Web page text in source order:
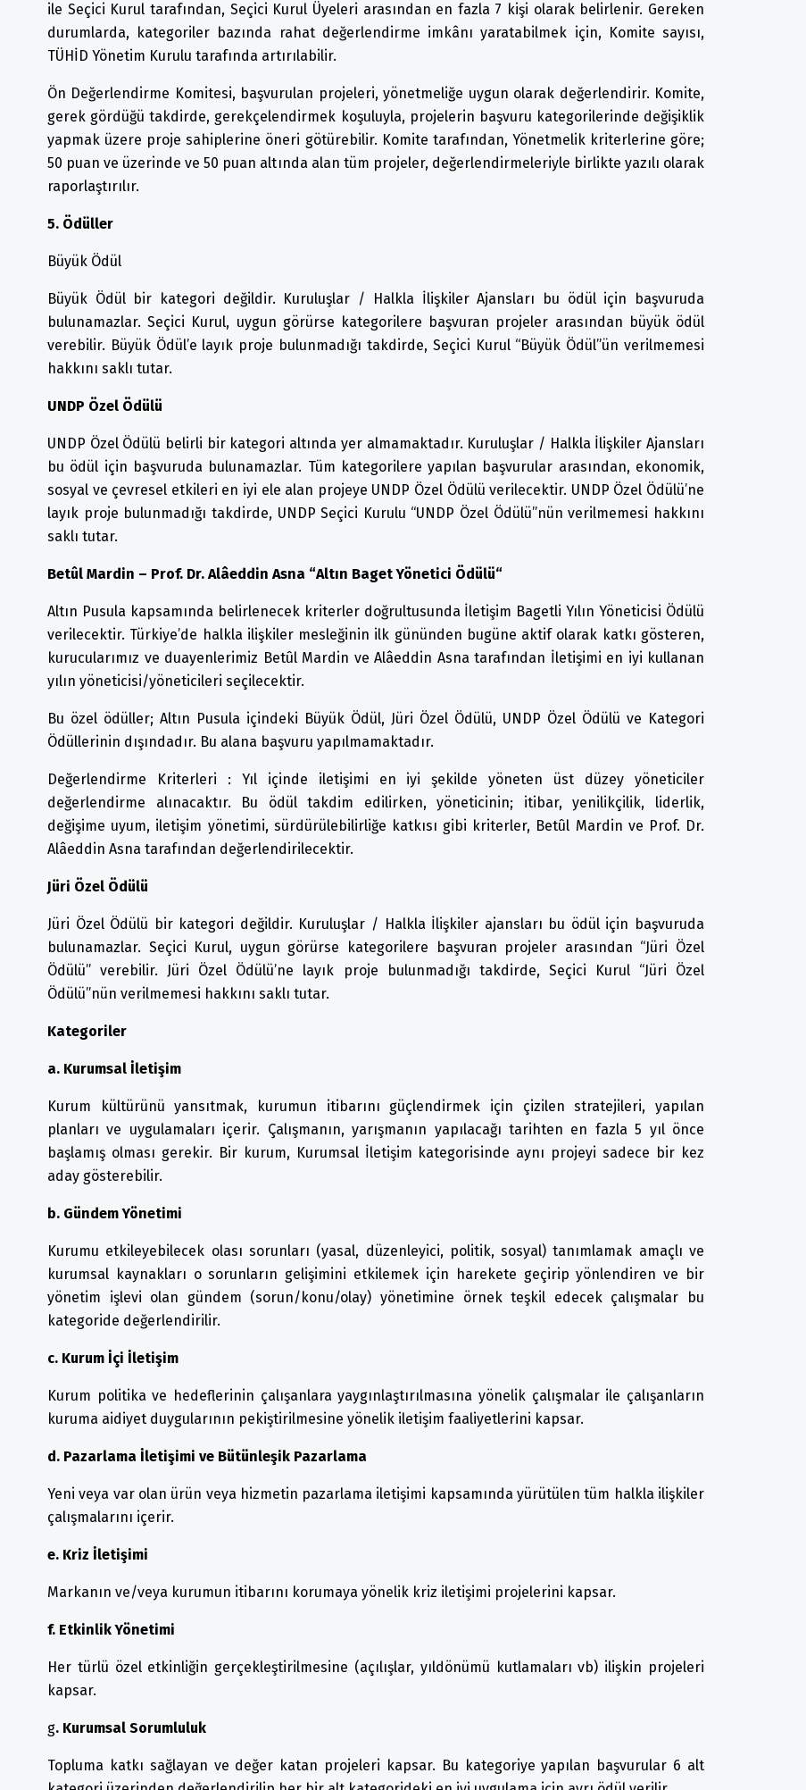
ile Seçici Kurul tarafından, Seçici Kurul Üyeleri arasından en fazla 7 kişi olarak belirlenir. Gereken
durumlarda, kategoriler bazında rahat değerlendirme imkânı yaratabilmek için, Komite sayısı,
TÜHİD Yönetim Kurulu tarafında artırılabilir.
Ön Değerlendirme Komitesi, başvurulan projeleri, yönetmeliğe uygun olarak değerlendirir. Komite,
gerek gördüğü takdirde, gerekçelendirmek koşuluyla, projelerin başvuru kategorilerinde değişiklik
yapmak üzere proje sahiplerine öneri götürebilir. Komite tarafından, Yönetmelik kriterlerine göre;
50 puan ve üzerinde ve 50 puan altında alan tüm projeler, değerlendirmeleriyle birlikte yazılı olarak
raporlaştırılır.
5. Ödüller
Büyük Ödül
Büyük Ödül bir kategori değildir. Kuruluşlar / Halkla İlişkiler Ajansları bu ödül için başvuruda
bulunamazlar. Seçici Kurul, uygun görürse kategorilere başvuran projeler arasından büyük ödül
verebilir. Büyük Ödül’e layık proje bulunmadığı takdirde, Seçici Kurul “Büyük Ödül”ün verilmemesi
hakkını saklı tutar.
UNDP Özel Ödülü
UNDP Özel Ödülü belirli bir kategori altında yer almamaktadır. Kuruluşlar / Halkla İlişkiler Ajansları
bu ödül için başvuruda bulunamazlar. Tüm kategorilere yapılan başvurular arasından, ekonomik,
sosyal ve çevresel etkileri en iyi ele alan projeye UNDP Özel Ödülü verilecektir. UNDP Özel Ödülü’ne
layık proje bulunmadığı takdirde, UNDP Seçici Kurulu “UNDP Özel Ödülü”nün verilmemesi hakkını
saklı tutar.
Betûl Mardin – Prof. Dr. Alâeddin Asna “Altın Baget Yönetici Ödülü“
Altın Pusula kapsamında belirlenecek kriterler doğrultusunda İletişim Bagetli Yılın Yöneticisi Ödülü
verilecektir. Türkiye’de halkla ilişkiler mesleğinin ilk gününden bugüne aktif olarak katkı gösteren,
kurucularımız ve duayenlerimiz Betûl Mardin ve Alâeddin Asna tarafından İletişimi en iyi kullanan
yılın yöneticisi/yöneticileri seçilecektir.
Bu özel ödüller; Altın Pusula içindeki Büyük Ödül, Jüri Özel Ödülü, UNDP Özel Ödülü ve Kategori
Ödüllerinin dışındadır. Bu alana başvuru yapılmamaktadır.
Değerlendirme Kriterleri : Yıl içinde iletişimi en iyi şekilde yöneten üst düzey yöneticiler
değerlendirme alınacaktır. Bu ödül takdim edilirken, yöneticinin; itibar, yenilikçilik, liderlik,
değişime uyum, iletişim yönetimi, sürdürülebilirliğe katkısı gibi kriterler, Betûl Mardin ve Prof. Dr.
Alâeddin Asna tarafından değerlendirilecektir.
Jüri Özel Ödülü
Jüri Özel Ödülü bir kategori değildir. Kuruluşlar / Halkla İlişkiler ajansları bu ödül için başvuruda
bulunamazlar. Seçici Kurul, uygun görürse kategorilere başvuran projeler arasından “Jüri Özel
Ödülü” verebilir. Jüri Özel Ödülü’ne layık proje bulunmadığı takdirde, Seçici Kurul “Jüri Özel
Ödülü”nün verilmemesi hakkını saklı tutar.
Kategoriler
a. Kurumsal İletişim
Kurum kültürünü yansıtmak, kurumun itibarını güçlendirmek için çizilen stratejileri, yapılan
planları ve uygulamaları içerir. Çalışmanın, yarışmanın yapılacağı tarihten en fazla 5 yıl önce
başlamış olması gerekir. Bir kurum, Kurumsal İletişim kategorisinde aynı projeyi sadece bir kez
aday gösterebilir.
b. Gündem Yönetimi
Kurumu etkileyebilecek olası sorunları (yasal, düzenleyici, politik, sosyal) tanımlamak amaçlı ve
kurumsal kaynakları o sorunların gelişimini etkilemek için harekete geçirip yönlendiren ve bir
yönetim işlevi olan gündem (sorun/konu/olay) yönetimine örnek teşkil edecek çalışmalar bu
kategoride değerlendirilir.
c. Kurum İçi İletişim
Kurum politika ve hedeflerinin çalışanlara yaygınlaştırılmasına yönelik çalışmalar ile çalışanların
kuruma aidiyet duygularının pekiştirilmesine yönelik iletişim faaliyetlerini kapsar.
d. Pazarlama İletişimi ve Bütünleşik Pazarlama
Yeni veya var olan ürün veya hizmetin pazarlama iletişimi kapsamında yürütülen tüm halkla ilişkiler
çalışmalarını içerir.
e. Kriz İletişimi
Markanın ve/veya kurumun itibarını korumaya yönelik kriz iletişimi projelerini kapsar.
f. Etkinlik Yönetimi
Her türlü özel etkinliğin gerçekleştirilmesine (açılışlar, yıldönümü kutlamaları vb) ilişkin projeleri
kapsar.
g. Kurumsal Sorumluluk
Topluma katkı sağlayan ve değer katan projeleri kapsar. Bu kategoriye yapılan başvurular 6 alt